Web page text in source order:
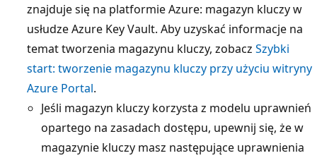
znajduje się na platformie Azure: magazyn kluczy w
usłudze Azure Key Vault. Aby uzyskać informacje na
temat tworzenia magazynu kluczy, zobacz Szybki
start: tworzenie magazynu kluczy przy użyciu witryny
Azure Portal.
Jeśli magazyn kluczy korzysta z modelu uprawnień
opartego na zasadach dostępu, upewnij się, że w
magazynie kluczy masz następujące uprawnienia